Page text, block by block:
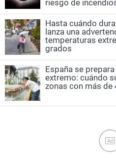
riesgo de
Hasta cuándo
lanza una
temperaturas
grados
España se
extremo: cuándo
zonas con más de
Ad